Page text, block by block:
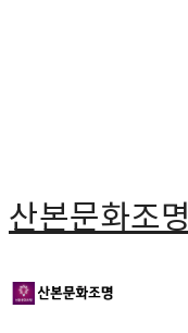
산본문화조명